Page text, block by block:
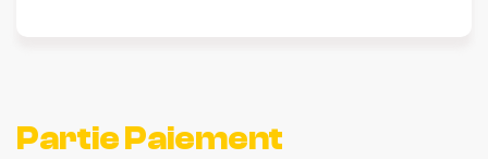
Partie Paiement